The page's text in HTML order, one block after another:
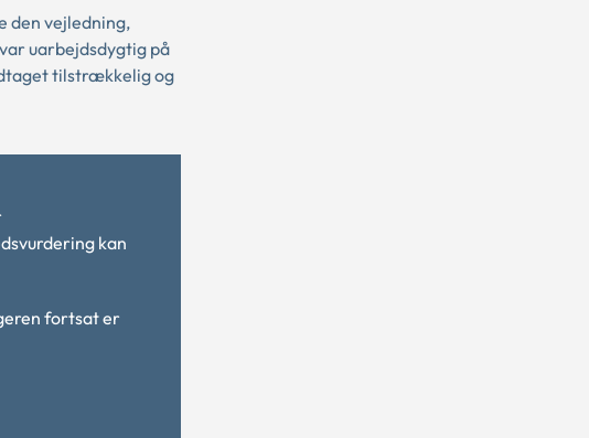
den vejledning,
uarbejdsdygtig på
tilstrækkelig og
kan
fortsat er